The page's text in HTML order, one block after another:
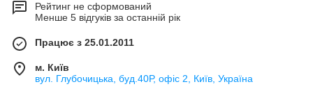
Рейтинг не сформований
Менше 5 відгуків за останній рік
Працює з 25.01.2011
м. Київ
вул. Глубочицька, буд.40Р, офіс 2, Київ, Україна